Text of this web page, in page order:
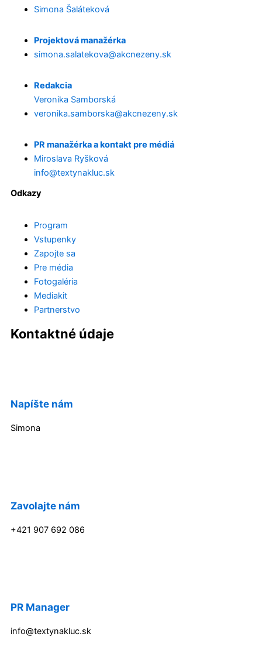
Simona Šaláteková
Projektová manažérka
simona.salatekova@akcnezeny.sk
Redakcia
Veronika Samborská
veronika.samborska@akcnezeny.sk
PR manažérka a kontakt pre médiá
Miroslava Ryšková
info@textynakluc.sk
Odkazy
Program
Vstupenky
Zapojte sa
Pre média
Fotogaléria
Mediakit
Partnerstvo
Kontaktné údaje
Napíšte nám
Simona
Zavolajte nám
+421 907 692 086
PR Manager
info@textynakluc.sk